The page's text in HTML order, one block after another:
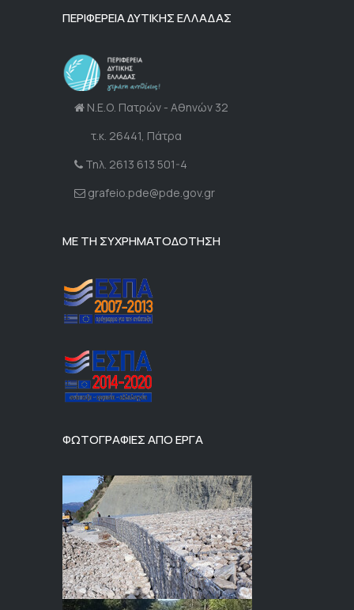
ΠΕΡΙΦΕΡΕΙΑ ΔΥΤΙΚΗΣ ΕΛΛΑΔΑΣ
Ν.Ε.Ο. Πατρών - Αθηνών 32
τ.κ. 26441, Πάτρα
Τηλ. 2613 613 501-4
grafeio.pde@pde.gov.gr
ΜΕ ΤΗ ΣΥΧΡΗΜΑΤΟΔΟΤΗΣΗ
ΦΩΤΟΓΡΑΦΙΕΣ ΑΠΟ ΕΡΓΑ